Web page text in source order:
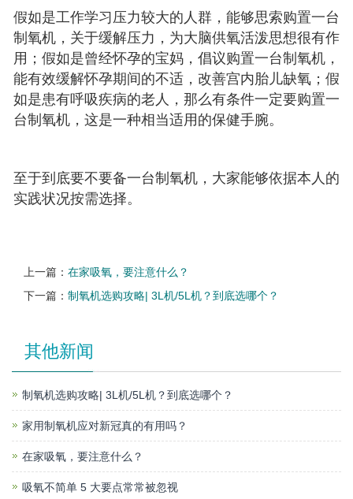
假如是工作学习压力较大的人群，能够思索购置一台
制氧机，关于缓解压力，为大脑供氧活泼思想很有作
用；假如是曾经怀孕的宝妈，倡议购置一台制氧机，
能有效缓解怀孕期间的不适，改善宫内胎儿缺氧；假
如是患有呼吸疾病的老人，那么有条件一定要购置一
台制氧机，这是一种相当适用的保健手腕。
至于到底要不要备一台制氧机，大家能够依据本人的
实践状况按需选择。
上一篇： 在家吸氧，要注意什么？
下一篇： 制氧机选购攻略| 3L机/5L机？到底选哪个？
其他新闻
制氧机选购攻略| 3L机/5L机？到底选哪个？
家用制氧机应对新冠真的有用吗？
在家吸氧，要注意什么？
吸氧不简单 5 大要点常常被忽视